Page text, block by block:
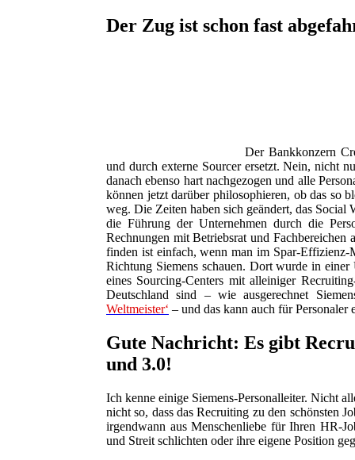
Der Zug ist schon fast
Der Bankkonzern
und durch externe Sourcer ersetzt. Nein, nicht
danach ebenso hart nachgezogen und alle
können jetzt darüber philosophieren, ob das so
weg. Die Zeiten haben sich geändert, das
die Führung der Unternehmen durch die
Rechnungen mit Betriebsrat und Fachbereichen
finden ist einfach, wenn man im Spar-
Richtung Siemens schauen. Dort wurde in
eines Sourcing-Centers mit alleiniger
Deutschland sind – wie ausgerechnet
Weltmeister‘ – und das kann auch für Personaler
Gute Nachricht: Es gibt
und 3.0!
Ich kenne einige Siemens-Personalleiter. Nicht
nicht so, dass das Recruiting zu den schönsten
irgendwann aus Menschenliebe für Ihren HR-
und Streit schlichten oder ihre eigene Position